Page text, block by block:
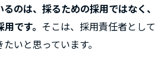
のは、採るための採用ではなく、
です。 そこは、採用責任者として
いと思っています。